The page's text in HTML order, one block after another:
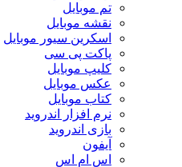
تم موبایل
نقشه موبایل
اسکرین سیور موبایل
پاکت پی سی
کلیپ موبایل
عکس موبایل
کتاب موبایل
نرم افزار اندروید
بازی اندروید
آیفون
اس ام اس